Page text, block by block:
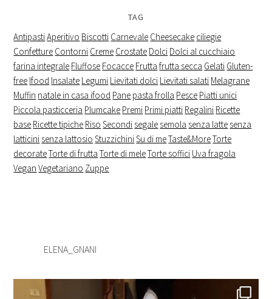
TAG
AntipastiAperitivo Biscotti Carnevale Cheesecake ciliegie
Confetture Contorni Creme Crostate Dolci Dolci al cucchiaio
farina integrale Fluffose Focacce Frutta frutta secca Gelati Gluten-
free Ifood Insalate Legumi Lievitati dolci Lievitati salati Melagrane
Muffin natale in casa ifood Pane pasta frolla Pesce Piatti unici
Piccola pasticceria Plumcake Premi Primi piatti Regalini Ricette
base Ricette tipiche Riso Secondi segale semola senza latte senza
latticini senza lattosio StuzzichiniSu di meTaste&MoreTorte
decorateTorte di frutta Torte di meleTorte soffici Uva fragola
Vegan Vegetariano Zuppe
ELENA_GNANI